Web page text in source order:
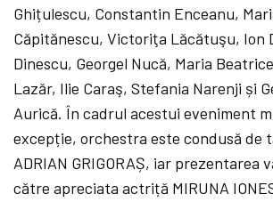
Ghițulescu, Constantin Enceanu,
Căpitănescu, Victoriţa Lăcătuşu, Ion
Dinescu, Georgel Nucă, Maria
Lazăr, Ilie Caraş, Stefania Narenji și
Aurică.În cadrul acestui eveniment
excepție, orchestra este condusă de
ADRIAN GRIGORAȘ, iar prezentarea
către apreciata actriță MIRUNA